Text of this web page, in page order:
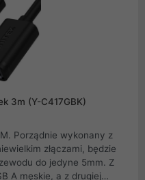
3m (Y-C417GBK)
z
złączami, będzie
do jedyne 5mm. Z
A męskie, a z drugiej